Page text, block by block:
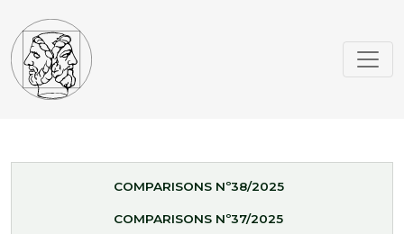
COMPARISONS Nº38/2025
COMPARISONS Nº37/2025